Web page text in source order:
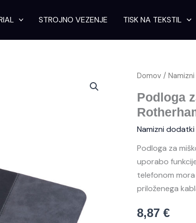
STROJNO VEZENJE TISK NA TEKSTIL
Domov /
Podloga
Namizni dodatki
Podloga za
uporabo
telefonom
priloženega
8,87€